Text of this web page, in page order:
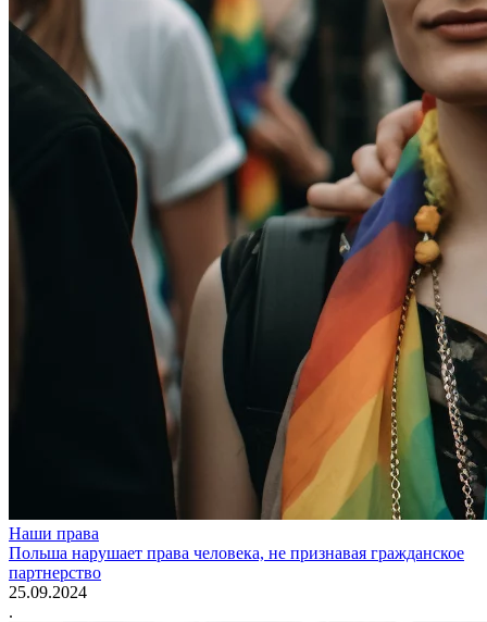
Наши права
Польша нарушает права человека, не признавая гражданское
партнерство
25.09.2024
.